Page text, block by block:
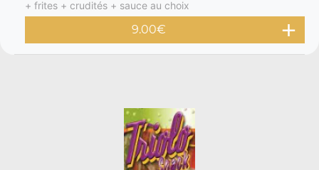
+ frites + crudités + sauce au choix
9.00€